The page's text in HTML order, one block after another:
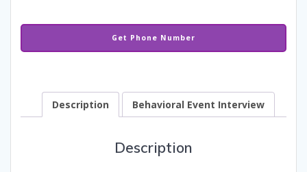
Get Phone Number
Description Behavioral Event Interview
Description